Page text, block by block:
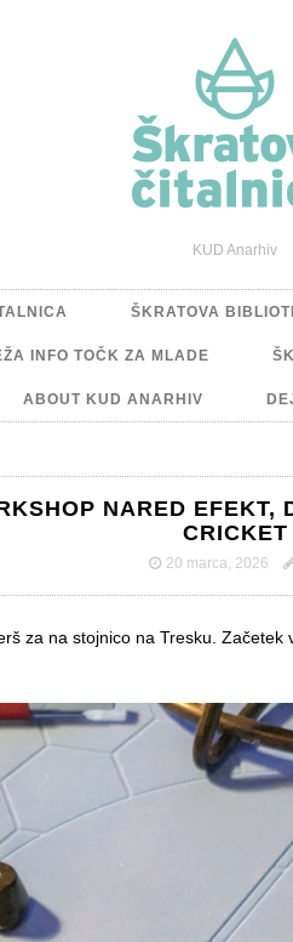
KUD Anarhiv
ŠKRATOVA
INFO TOČK ZA MLADE
ABOUT KUD ANARHIV
NARED EFEKT,
CRICKET
20 marca, 2026
za na stojnico na Tresku. Začetek